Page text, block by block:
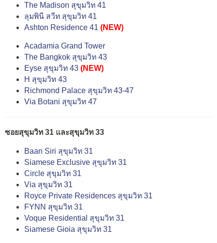
The Madison สุขุมวิท 41
ลุมพินี สวีท สุขุมวิท 41
Ashton Residence 41 (NEW)
Acadamia Grand Tower
The Bangkok สุขุมวิท 43
Eyse สุขุมวิท 43 (NEW)
H สุขุมวิท 43
Richmond Palace สุขุมวิท 43-47
Via Botani สุขุมวิท 47
ซอยสุขุมวิท 31 และสุขุมวิท 33
Baan Siri สุขุมวิท 31
Siamese Exclusive สุขุมวิท 31
Circle สุขุมวิท 31
Via สุขุมวิท 31
Royce Private Residences สุขุมวิท 31
FYNN สุขุมวิท 31
Voque Residential สุขุมวิท 31
Siamese Gioia สุขุมวิท 31